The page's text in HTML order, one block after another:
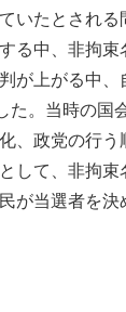
いたとされ
る中、非拘束
が上がる中
た。当時の国
、政党の行う
して、非拘
が当選者を決